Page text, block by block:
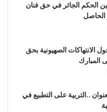
الحكم الجائر في حق فنان
الحاصل
الانتهاكات الصهيونية بحق
المبارك
..التربية على التطبيع في